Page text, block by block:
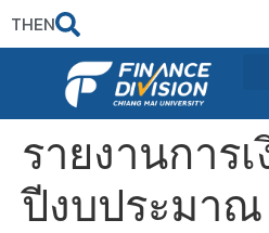
THEN
รายงานการ
ปีงบประมา